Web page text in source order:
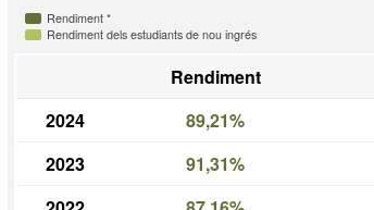
Rendiment *
Rendiment dels estudiants de nou ingrés
Rendiment
2024
89,21%
2023
91,31%